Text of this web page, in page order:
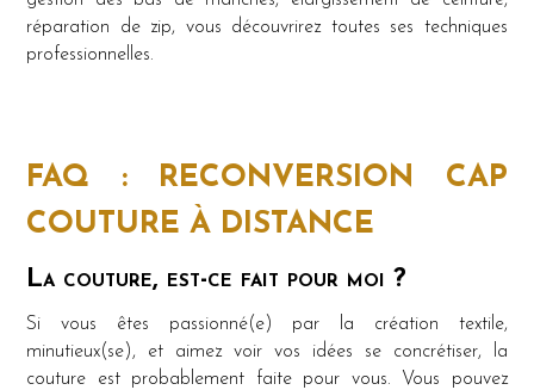
réparation de zip, vous découvrirez toutes ses techniques
professionnelles.
FAQ : RECONVERSION CAP
COUTURE À DISTANCE
La couture, est-ce fait pour moi ?
Si vous êtes passionné(e) par la création textile,
minutieux(se), et aimez voir vos idées se concrétiser, la
couture est probablement faite pour vous. Vous pouvez